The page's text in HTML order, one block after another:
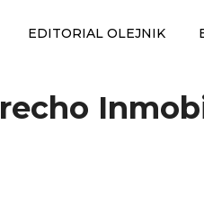
EDITORIAL OLEJNIK